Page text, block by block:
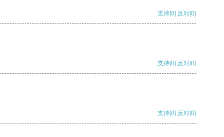
支持[0] 反对[0]
支持[0] 反对[0]
支持[0] 反对[0]